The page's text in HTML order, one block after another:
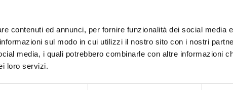
contenuti ed annunci, per fornire funzionalità dei social media
sul modo in cui utilizzi il nostro sito con i nostri
media, i quali potrebbero combinarle con altre informazioni
loro servizi.